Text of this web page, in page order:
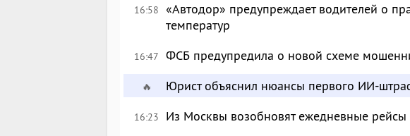
16:58 «Автодор» предупреждает водителей о
температур
16:47 ФСБ предупредила о новой схеме
🔥 Юрист объяснил нюансы первого ИИ-
16:23 Из Москвы возобновят ежедневные рейсы